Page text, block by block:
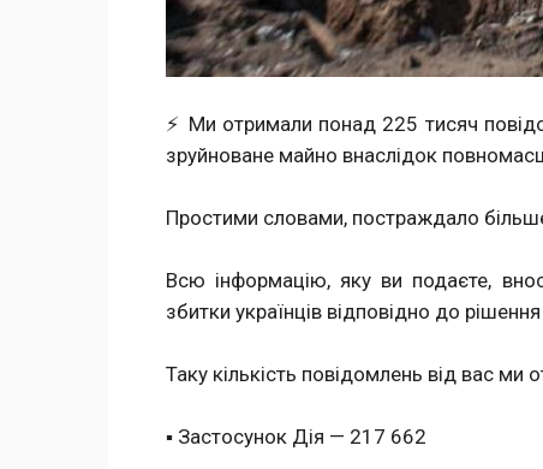
⚡️ Ми отримали понад 225 тисяч
зруйноване майно внаслідок
Простими словами, постраждало
Всю інформацію, яку ви подаєте,
збитки українців відповідно до рішення
Таку кількість повідомлень від вас ми
▪️ Застосунок Дія — 217 662